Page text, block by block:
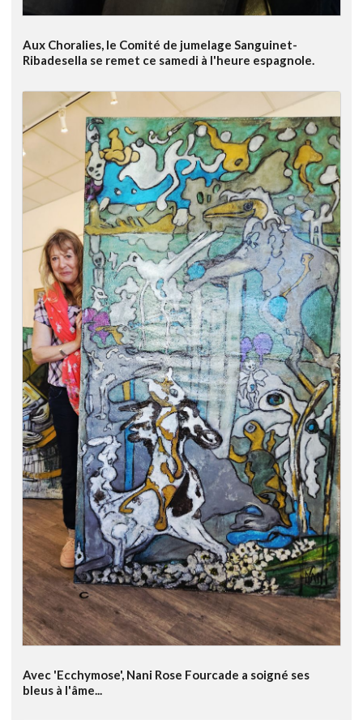
Aux Choralies, le Comité de jumelage Sanguinet-
Ribadesella se remet ce samedi à l'heure espagnole.
Avec 'Ecchymose', Nani Rose Fourcade a soigné ses
bleus à l'âme...